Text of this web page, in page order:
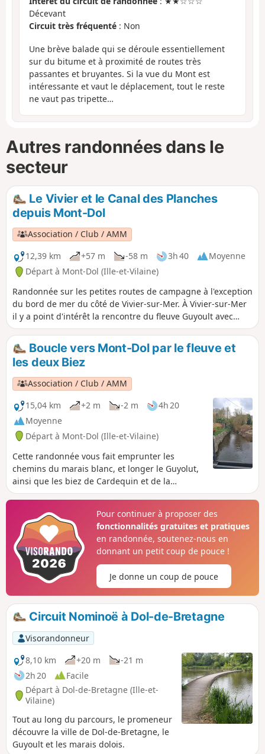
Décevant
Circuit très fréquenté : Non
Une brève balade qui se déroule essentiellement
sur du bitume et à proximité de routes très
passantes et bruyantes. Si la vue du Mont est
intéressante et vaut le déplacement, tout le reste
ne vaut pas tripette…
Autres randonnées dans le
secteur
Le Vivier et le Canal des Planches
depuis Mont-Dol
Association / Club / AMM
12,39 km
+57 m -58 m 3h 40
Moyenne
Départ à Mont-Dol (Ille-et-Vilaine)
Randonnée sur les petites routes de campagne à l'exception
du bord de mer du côté de Vivier-sur-Mer. À Vivier-sur-Mer
il y a point d'intérêt la rencontre du fleuve Guyoult avec
trois étiers provenant du marias de Dol : le Canal des
Planches, la Banche et le Biez de Cardequin. Pour les voir,
se rendre sur le pont à la sortie du village en direction de
Cherrueix.
Boucle vers Mont-Dol par le fleuve et
les deux Biez
Association / Club / AMM
15,04 km
+2 m -2 m
4h 20
Moyenne
Départ à Mont-Dol (Ille-et-Vilaine)
Cette randonnée vous fait emprunter les
chemins du marais blanc, et longer le Guyolut,
ainsi que les biez de Cardequin et de la
Ceinture Nord. Terrain plat, facile, mais qui
dans le marais blanc permet la découverte de
vieilles fermes en pierre qui ont su garder leur
charme d'anciennes construction en pierre.
Certaines sont classée au patrimoine.
Pour continuer à proposer des
fonctionnalités gratuites et pratiques
en randonnée, soutenez-nous en
donnant un petit coup de pouce !
Je donne un coup de pouce
Circuit Nominoë à Dol-de-Bretagne
Visorandonneur
8,10 km
+20 m
-21 m
2h 20
Facile
Départ à Dol-de-Bretagne (Ille-et-
Vilaine)
Tout au long du parcours, le promeneur
découvre la ville de Dol-de-Bretagne, le
Guyoult et les marais dolois.